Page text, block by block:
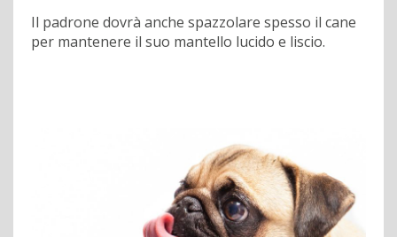
Il padrone dovrà anche spazzolare spesso il cane
per mantenere il suo mantello lucido e liscio.